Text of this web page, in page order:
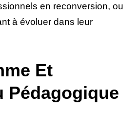
en reconversion, ou
à évoluer dans leur
Et
Pédagogique